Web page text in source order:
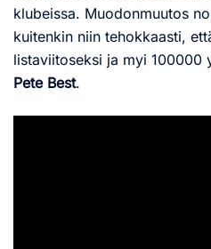
klubeissa. Muodonmuutos
kuitenkin niin tehokkaasti,
listaviitoseksi ja myi 100000
Pete Best.